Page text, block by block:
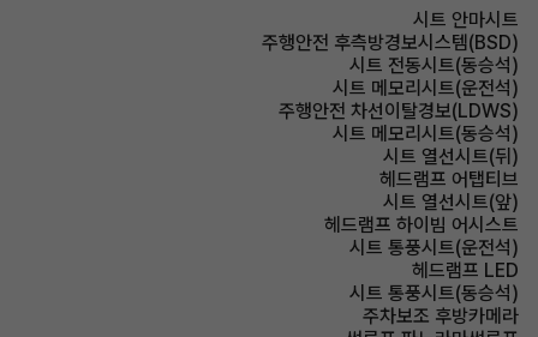
시트 안마시트
주행안전 후측방경보시스템(BSD)
시트 전동시트(동승석)
시트 메모리시트(운전석)
주행안전 차선이탈경보(LDWS)
시트 메모리시트(동승석)
시트 열선시트(뒤)
헤드램프 어탭티브
시트 열선시트(앞)
헤드램프 하이빔 어시스트
시트 통풍시트(운전석)
헤드램프 LED
시트 통풍시트(동승석)
주차보조 후방카메라